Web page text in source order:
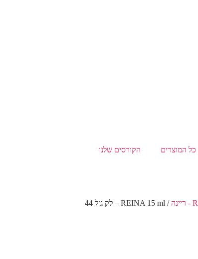
כל המוצרים הקורסים שלנו
/ REINA 15 ml – לק ג׳ל 44